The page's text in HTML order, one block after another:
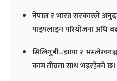
नेपाल र भारत सरकारले
पाइपलाइन परियोजना अघि
सिलिगुडी–झापा र
काम तीव्रता साथ भइरहेको छ।